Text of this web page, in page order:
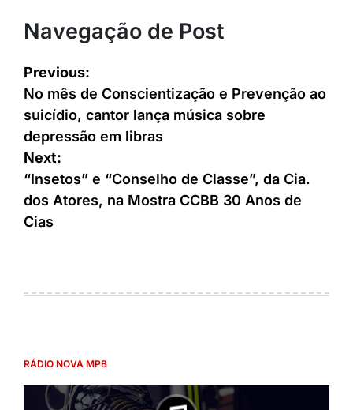
Navegação de Post
Previous:
No mês de Conscientização e Prevenção ao
suicídio, cantor lança música sobre
depressão em libras
Next:
“Insetos” e “Conselho de Classe”, da Cia.
dos Atores, na Mostra CCBB 30 Anos de
Cias
RÁDIO NOVA MPB